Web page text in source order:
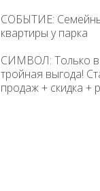
СОБЫТИЕ:
квартиры у парка
СИМВОЛ: Только
тройная выгода!
продаж + скидка +